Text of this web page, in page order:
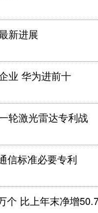
新进展
业 华为进前十
轮激光雷达专利战
信标准必要专利
个 比上年末净增